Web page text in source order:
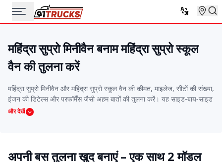
महिंद्रा सुप्रो मिनीवैन बनाम महिंद्रा सुप्रो स्कूल
वैन की तुलना करें
महिंद्रा सुप्रो मिनीवैन और महिंद्रा सुप्रो स्कूल वैन की कीमत, माइलेज, सीटों की संख्या,
इंजन की डिटेल्स और परफॉर्मेंस जैसी अहम बातों की तुलना करें। यह साइड-बाय-साइड
तुलना आपको वो बस चुनने में मदद करेगी जो आपके बजट, रूट और यात्रियों की
और देखें
अपनी बस तुलना खुद बनाएं – एक साथ 2 मॉडल